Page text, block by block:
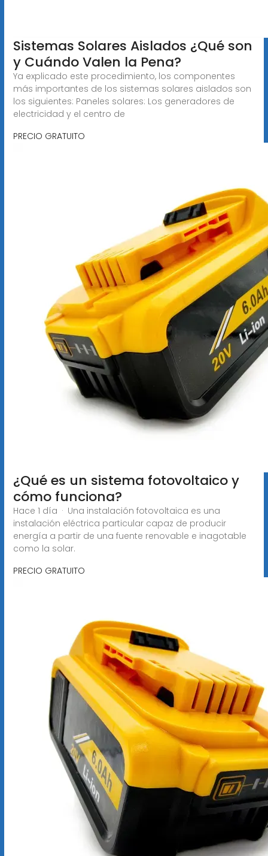
Sistemas Solares Aislados ¿Qué son
y Cuándo Valen la Pena?
Ya explicado este procedimiento, los componentes
más importantes de los sistemas solares aislados son
los siguientes: Paneles solares: Los generadores de
electricidad y el centro de
PRECIO GRATUITO
¿Qué es un sistema fotovoltaico y
cómo funciona?
Hace 1 día · Una instalación fotovoltaica es una
instalación eléctrica particular capaz de producir
energía a partir de una fuente renovable e inagotable
como la solar.
PRECIO GRATUITO